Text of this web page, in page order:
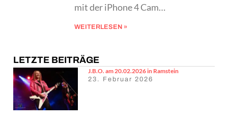
mit der iPhone 4 Cam…
WEITERLESEN »
LETZTE BEITRÄGE
J.B.O. am 20.02.2026 in Ramstein
23. Februar 2026